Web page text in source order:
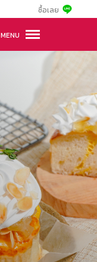
ซื้อเลย
MENU